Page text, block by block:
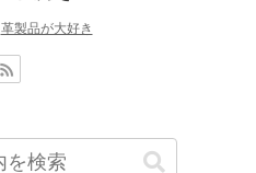
革製品が大好き